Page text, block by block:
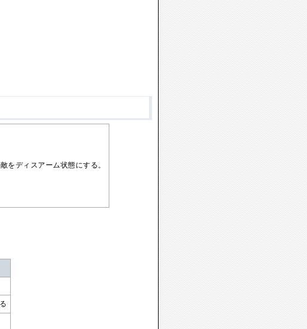
をディスアーム状態にする。